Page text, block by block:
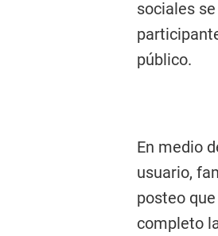
sociales
público.
En medio
usuario,
posteo
completo